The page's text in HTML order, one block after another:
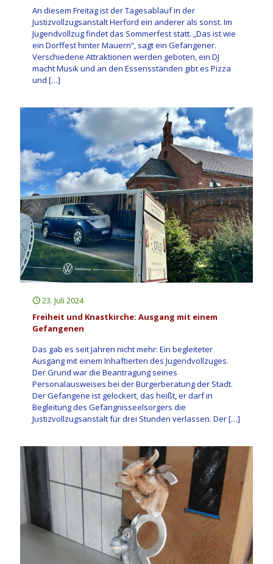
An diesem Freitag ist der Tagesablauf in der
Justizvollzugsanstalt Herford ein anderer als sonst. Im
Jugendvollzug findet das Sommerfest statt. „Das ist wie
ein Dorffest hinter Mauern“, sagt ein Gefangener.
Verschiedene Attraktionen werden geboten, ein DJ
macht Musik und an den Essensständen gibt es Pizza
und […]
23. Juli 2024
Freiheit und Knastkirche: Ausgang mit einem
Gefangenen
Das gab es seit Jahren nicht mehr: Ein begleiteter
Ausgang mit einem Inhaftierten des Jugendvollzuges.
Der Grund war die Beantragung seines
Personalausweises bei der Bürgerberatung der Stadt.
Der Gefangene ist gelockert, das heißt, er darf in
Begleitung des Gefängnisseelsorgers die
Justizvollzugsanstalt für drei Stunden verlassen. Der[…]